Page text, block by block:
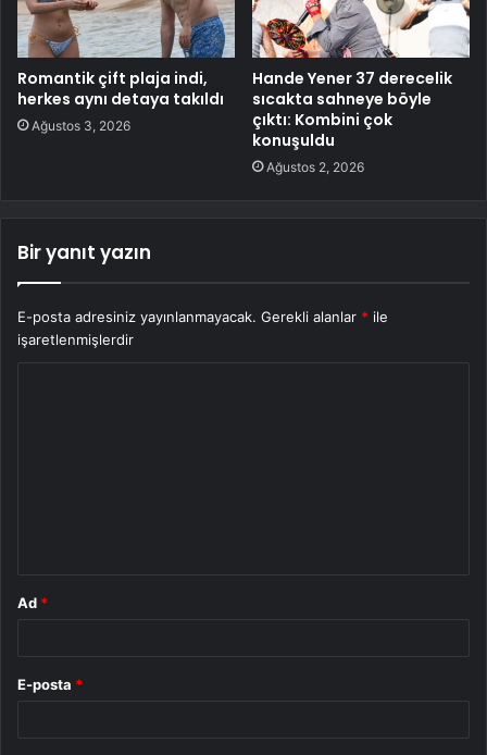
Romantik çift plaja indi,
herkes aynı detaya takıldı
Ağustos 3, 2026
Hande Yener 37 derecelik
sıcakta sahneye böyle
çıktı: Kombini çok
konuşuldu
Ağustos 2, 2026
Bir yanıt yazın
E-posta adresiniz yayınlanmayacak. Gerekli alanlar * ile
işaretlenmişlerdir
Ad *
E-posta *